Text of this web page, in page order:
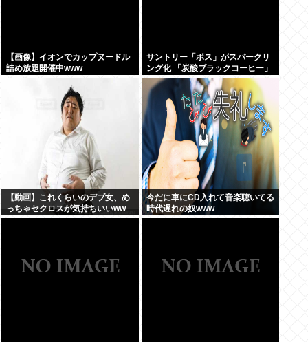
【画像】イオンでカップヌードル
詰め放題開催中www
サントリー「ボス」がスパークリ
ング化 「炭酸ブラックコーヒー」
に
【動画】これくらいのデブ女、め
っちゃセクロスが気持ちいいww
今だに車にCD入れて音楽聴いてる
時代遅れの奴www